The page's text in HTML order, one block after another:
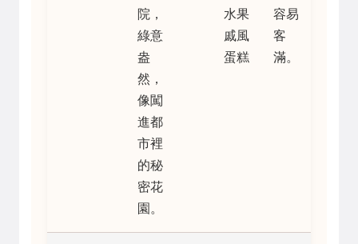
院，
綠意
盎
然，
像闖
進都
市裡
的秘
密花
園。
水果
戚風
蛋糕
容易
客
滿。